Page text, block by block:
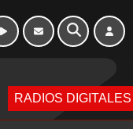
RADIOS DIGITALES
Week-end de 16h
à 20h